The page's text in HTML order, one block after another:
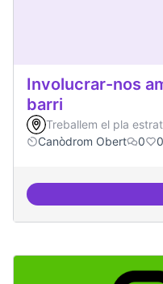
Involucrar-nos
barri
Treballem el pla
Canòdrom Obert
0 0